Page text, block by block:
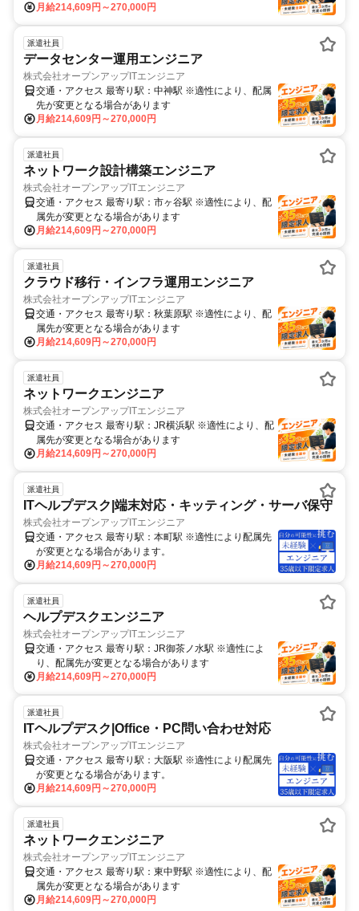
月給214,609円～270,000円
派遣社員
データセンター運用エンジニア
株式会社オープンアップITエンジニア
月給214,609円～270,000円
交通・アクセス 最寄り駅：中神駅 ※適性により、配属
先が変更となる場合があります
派遣社員
ネットワーク設計構築エンジニア
株式会社オープンアップITエンジニア
月給214,609円～270,000円
交通・アクセス 最寄り駅：市ヶ谷駅 ※適性により、配
属先が変更となる場合があります
派遣社員
クラウド移行・インフラ運用エンジニア
株式会社オープンアップITエンジニア
月給214,609円～270,000円
交通・アクセス 最寄り駅：秋葉原駅 ※適性により、配
属先が変更となる場合があります
派遣社員
ネットワークエンジニア
株式会社オープンアップITエンジニア
月給214,609円～270,000円
交通・アクセス 最寄り駅：JR横浜駅 ※適性により、配
属先が変更となる場合があります
派遣社員
ITヘルプデスク|端末対応・キッティング・サーバ保守
株式会社オープンアップITエンジニア
月給214,609円～270,000円
交通・アクセス 最寄り駅：本町駅 ※適性により配属先
が変更となる場合があります。
派遣社員
ヘルプデスクエンジニア
株式会社オープンアップITエンジニア
月給214,609円～270,000円
交通・アクセス 最寄り駅：JR御茶ノ水駅 ※適性によ
り、配属先が変更となる場合があります
派遣社員
ITヘルプデスク|Office・PC問い合わせ対応
株式会社オープンアップITエンジニア
月給214,609円～270,000円
交通・アクセス 最寄り駅：大阪駅 ※適性により配属先
が変更となる場合があります。
派遣社員
ネットワークエンジニア
株式会社オープンアップITエンジニア
月給214,609円～270,000円
交通・アクセス 最寄り駅：東中野駅 ※適性により、配
属先が変更となる場合があります